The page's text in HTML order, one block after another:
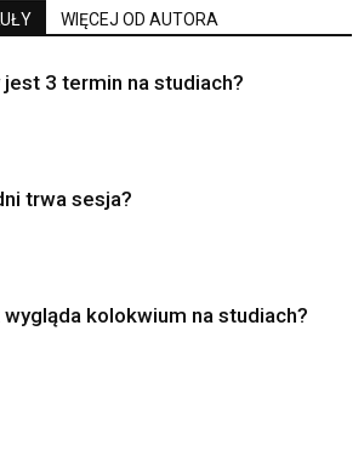
WIĘCEJ OD AUTORA
jest 3 termin na studiach?
trwa sesja?
wygląda kolokwium na studiach?